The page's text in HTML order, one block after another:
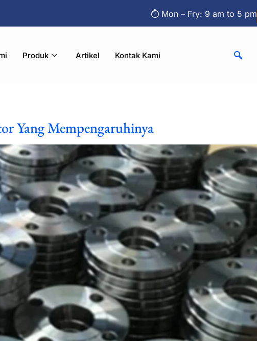
⏱︎ Mon – Fry: 9 am to 5 pm
Produk Artikel Kontak Kami
Yang Mempengaruhinya